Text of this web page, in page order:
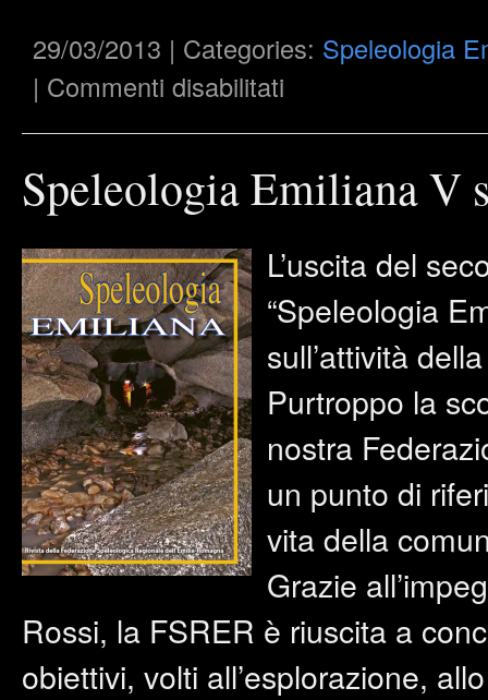
29/03/2013 | Categories: Speleologia
| Commenti disabilitati
3
–
Speleologia Emiliana V
L’uscita del
“Speleologia
sull’attività
Purtroppo la
nostra
un punto di
vita della
Grazie
Rossi, la FSRER è riuscita a
obiettivi, volti all’esplorazione,